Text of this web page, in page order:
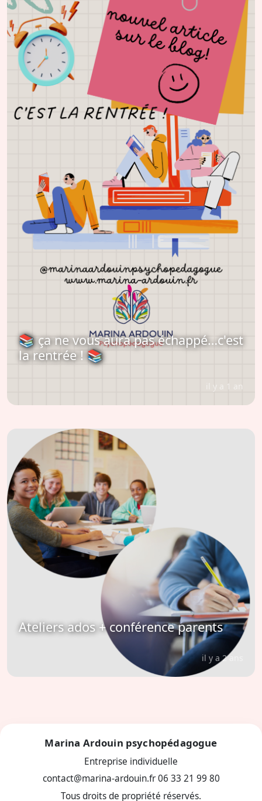
📚 ça ne vous aura pas échappé…c'est
la rentrée ! 📚
il y a 1 an
Ateliers ados + conférence parents
il y a 2 ans
Marina Ardouin psychopédagogue
Entreprise individuelle
contact@marina-ardouin.fr 06 33 21 99 80
Tous droits de propriété réservés.